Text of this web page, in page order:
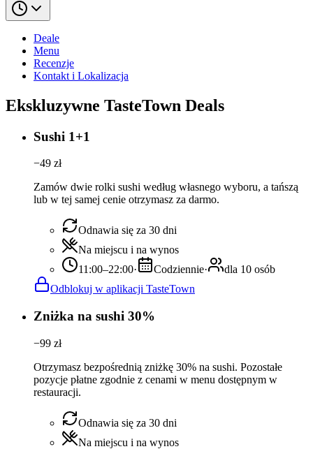
Deale
Menu
Recenzje
Kontakt i Lokalizacja
Ekskluzywne TasteTown Deals
Sushi 1+1
−49 zł
Zamów dwie rolki sushi według własnego wyboru, a tańszą
lub w tej samej cenie otrzymasz za darmo.
Odnawia się za 30 dni
Na miejscu i na wynos
11:00–22:00· Codziennie·
dla 10 osób
Odblokuj w aplikacji TasteTown
Zniżka na sushi 30%
−99 zł
Otrzymasz bezpośrednią zniżkę 30% na sushi. Pozostałe
pozycje płatne zgodnie z cenami w menu dostępnym w
restauracji.
Odnawia się za 30 dni
Na miejscu i na wynos